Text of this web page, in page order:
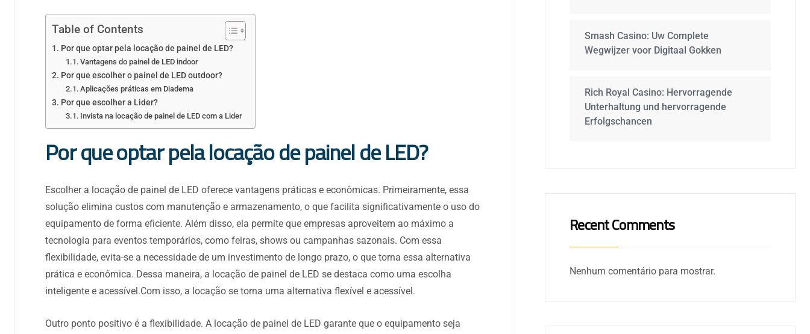
Table of Contents
Por que optar pela locação de painel de LED?
Vantagens do painel de LED indoor
Por que escolher o painel de LED outdoor?
Aplicações práticas em Diadema
Por que escolher a Lider?
Invista na locação de painel de LED com a Lider
Por que optar pela locação de painel de LED?
Escolher a locação de painel de LED oferece vantagens práticas e econômicas. Primeiramente, essa
solução elimina custos com manutenção e armazenamento, o que facilita significativamente o uso do
equipamento de forma eficiente. Além disso, ela permite que empresas aproveitem ao máximo a
tecnologia para eventos temporários, como feiras, shows ou campanhas sazonais. Com essa
flexibilidade, evita-se a necessidade de um investimento de longo prazo, o que torna essa alternativa
prática e econômica. Dessa maneira, a locação de painel de LED se destaca como uma escolha
inteligente e acessível.Com isso, a locação se torna uma alternativa flexível e acessível.
Outro ponto positivo é a flexibilidade. A locação de painel de LED garante que o equipamento seja
Smash Casino: Uw Complete
Wegwijzer voor Digitaal Gokken
Rich Royal Casino: Hervorragende
Unterhaltung und hervorragende
Erfolgschancen
Recent Comments
Nenhum comentário para mostrar.